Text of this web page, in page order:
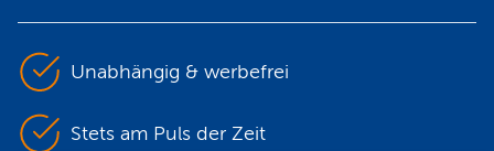
Unabhängig & werbefrei
Stets am Puls der Zeit